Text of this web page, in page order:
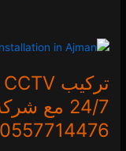
24/7 مع
0557714476
تركيب
في
دبي
حماية